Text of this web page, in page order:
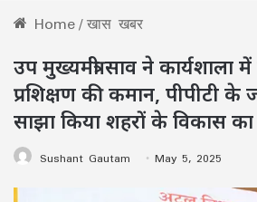
Home/खास खबर
उप मुख्यमंत्री साव ने कार्यशाला
प्रशिक्षण की कमान, पीपीटी
साझा किया शहरों के विकास
Sushant Gautam May 5, 2025